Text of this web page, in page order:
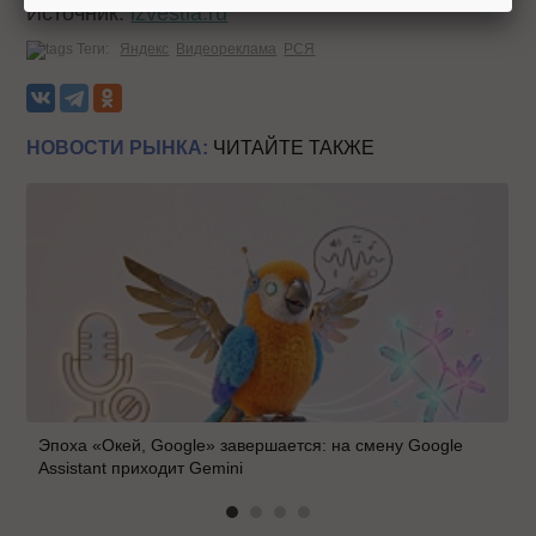
Источник:izvestia.ru
Теги: Яндекс Видеореклама РСЯ
НОВОСТИ РЫНКА: ЧИТАЙТЕ ТАКЖЕ
Эпоха «Окей, Google» завершается: на смену Google
Assistant приходит Gemini